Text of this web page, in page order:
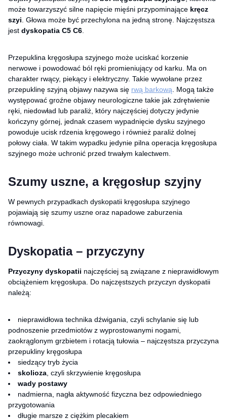
może towarzyszyć silne napięcie mięśni przypominające kręcz
szyi . Głowa może być przechylona na jedną stronę. Najczęstsza
jest dyskopatia C5 C6
Przepuklina kręgosłupa szyjnego może uciskać korzenie
nerwowe i powodować ból ręki promieniujący od karku. Ma on
charakter rwący, piekący i elektryczny. Takie wywołane przez
przepuklinę szyjną objawy nazywa się rwą barkową . Mogą także
występować groźne objawy neurologiczne takie jak zdrętwienie
ręki, niedowład lub paraliż, który najczęściej dotyczy jedynie
kończyny górnej, jednak czasem wypadnięcie dysku szyjnego
powoduje ucisk rdzenia kręgowego i również paraliż dolnej
połowy ciała. W takim wypadku jedynie pilna operacja kręgosłupa
szyjnego może uchronić przed trwałym kalectwem.
Szumy uszne, a kręgosłup szyjny
W pewnych przypadkach dyskopatii kręgosłupa szyjnego
pojawiają się szumy uszne oraz napadowe zaburzenia
równowagi.
Dyskopatia – przyczyny
Przyczyny dyskopatii najczęściej są związane z nieprawidłowym
obciążeniem kręgosłupa. Do najczęstszych przyczyn dyskopatii
należą:
nieprawidłowa technika dźwigania, czyli schylanie się lub
podnoszenie przedmiotów z wyprostowanymi nogami,
zaokrąglonym grzbietem i rotacją tułowia – najczęstsza przyczyna
przepukliny kręgosłupa
siedzący tryb życia
skolioza , czyli skrzywienie kręgosłupa
wady postawy
nadmierna, nagła aktywność fizyczna bez odpowiedniego
przygotowania
długie marsze z ciężkim plecakiem